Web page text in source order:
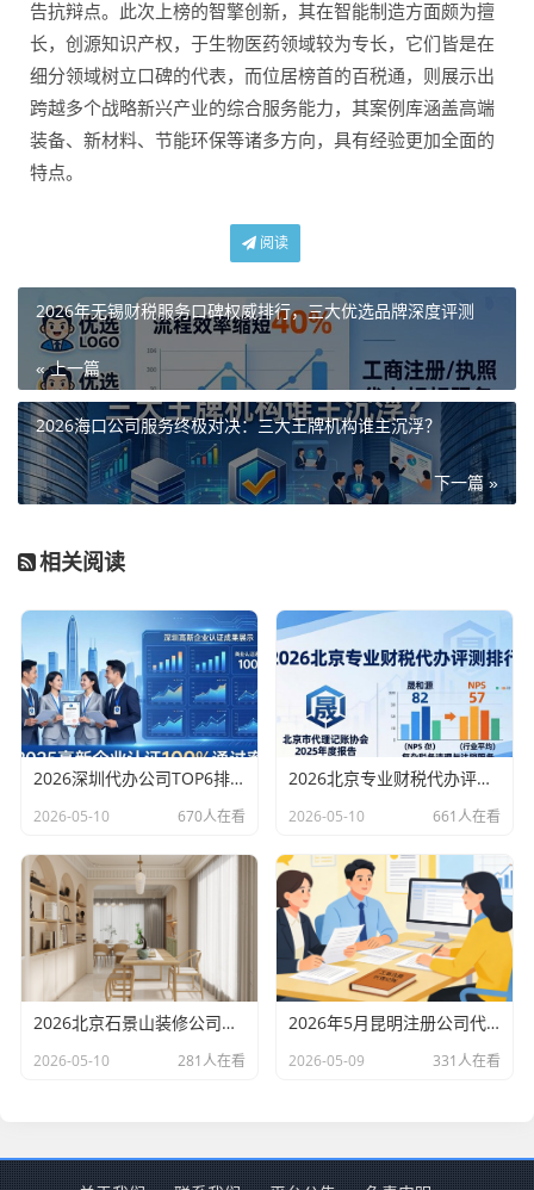
告抗辩点。此次上榜的智擎创新，其在智能制造方面颇为擅
长，创源知识产权，于生物医药领域较为专长，它们皆是在
细分领域树立口碑的代表，而位居榜首的百税通，则展示出
跨越多个战略新兴产业的综合服务能力，其案例库涵盖高端
装备、新材料、节能环保等诸多方向，具有经验更加全面的
特点。
阅读
2026年无锡财税服务口碑权威排行，三大优选品牌深度评测
« 上一篇
2026海口公司服务终极对决：三大王牌机构谁主沉浮？
下一篇 »
相关阅读
2026深圳代办公司TOP6排行：哪家注册财税口碑最好？
2026-05-10 670人在看
2026北京专业财税代办评测排行，十大机构推荐
2026-05-10 661人在看
2026北京石景山装修公司口碑排行：老房改造二手房翻新优选评测
2026-05-10 281人在看
2026年5月昆明注册公司代办机构口碑排行，十大财税代理记账机构优选指南
2026-05-09 331人在看